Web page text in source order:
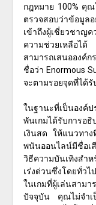
กฎหมาย 100% คุณ
ตรวจสอบว่าข้อมูล
เข้าถึงผู้เชี่ยวชาญค
ความช่วยเหลือไ
สามารถเสนอองค์
ชื่อว่า Enormous
จะตามรอยจุดที่ได้รั
ในฐานะที่เป็นองค์
พันเกมได้รับการอ
เงินสด ให้แนวทาง
พนันออนไลน์มีชื่อเ
วิธีความบันเทิงสำ
เร่งด่วนซึ่งโดยทั่วไ
ในเกมที่ผู้เล่นสา
ปัจจุบัน คุณไม่จำเ